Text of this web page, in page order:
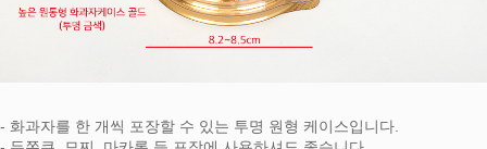
- 화과자를 한 개씩 포장할 수 있는 투명 원형 케이스입니다.